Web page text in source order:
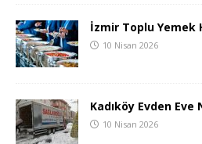
İzmir Toplu Yemek
10 Nisan 2026
Kadıköy Evden Eve
10 Nisan 2026